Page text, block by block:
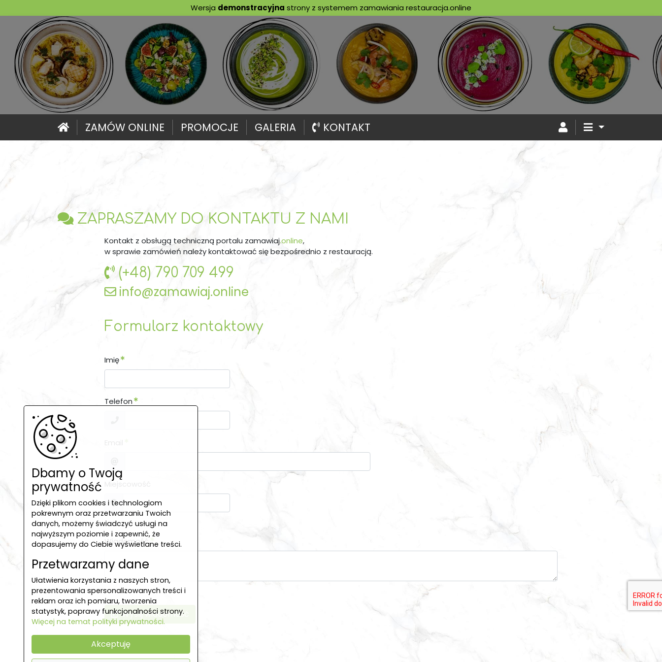
Wersja demonstracyjna strony z systemem zamawiania restauracja.online
ZAMÓW ONLINE PROMOCJE GALERIA KONTAKT
ZAPRASZAMY DO KONTAKTU Z NAMI
Kontakt z obsługą techniczną portalu zamawiaj.online,
w sprawie zamówień należy kontaktować się bezpośrednio z restauracją.
(+48) 790 709 499
info@zamawiaj.online
Formularz kontaktowy
Imię
Telefon
Miejscowość
Wiadomość
Wyślij wiadomość
Dbamy o Twoją
prywatność
Dzięki plikom cookies i technologiom
pokrewnym oraz przetwarzaniu Twoich
danych, możemy świadczyć usługi na
najwyższym poziomie i zapewnić, że
dopasujemy do Ciebie wyświetlane treści.
Przetwarzamy dane
Ułatwienia korzystania z naszych stron,
prezentowania spersonalizowanych treści i
reklam oraz ich pomiaru, tworzenia
statystyk, poprawy funkcjonalności strony.
Więcej na temat polityki prywatności.
Akceptuję